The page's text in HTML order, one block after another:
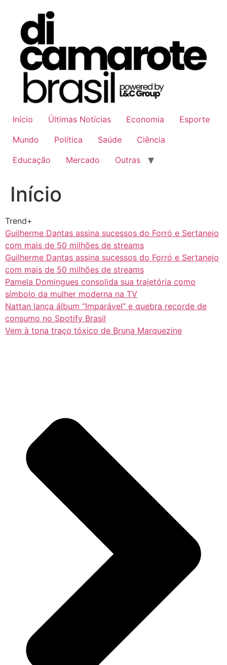
conteúdo
Início Últimas Notícias Economia
Esporte
Mundo
Política Saúde
Ciência
Educação
Mercado Outras
Início
Trend+
Guilherme Dantas assina sucessos do Forró e Sertanejo
com mais de 50 milhões de streams
Guilherme Dantas assina sucessos do Forró e Sertanejo
com mais de 50 milhões de streams
Pamela Domingues consolida sua trajetória como
símbolo da mulher moderna na TV
Nattan lança álbum “Imparável” e quebra recorde de
consumo no Spotify Brasil
Vem à tona traço tóxico de Bruna Marquezine